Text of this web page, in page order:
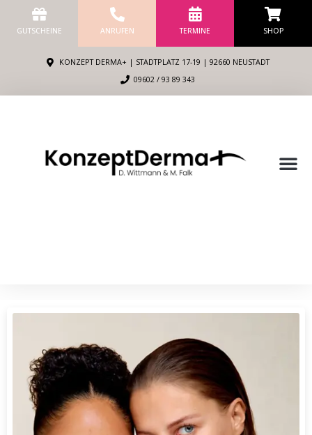
InhaltGUTSCHEINE ANRUFEN TERMINE SHOP
KONZEPT DERMA+ | STADTPLATZ 17-19 | 92660 NEUSTADT
09602 / 93 89 343